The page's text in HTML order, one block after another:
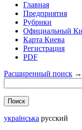
Главная
Предприятия
Рубрики
Официальный
Карта Киева
Регистрация
PDF
Расширенный поиск →
українська русский